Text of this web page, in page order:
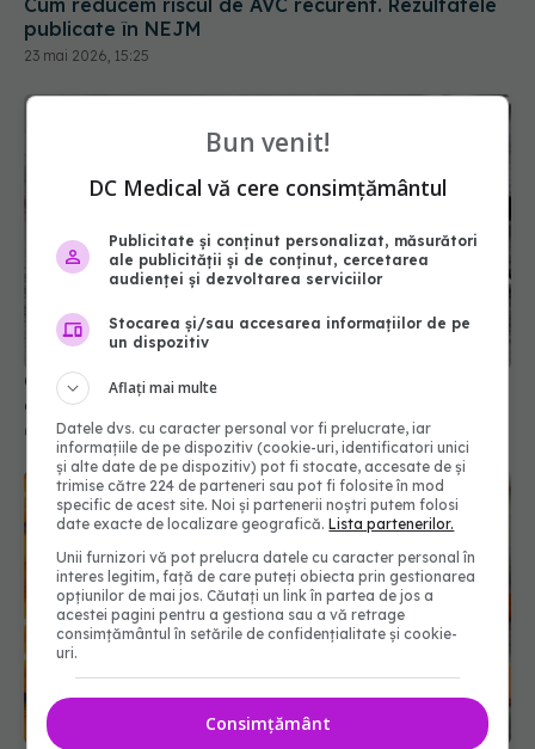
Cât de sigure sunt statinele? Ce trebuie să știi
despre pastilele care scad colesterolul
Cum funcționează Metformin? Descoperirea care
schimbă tratamentul diabetului de tip 2
13 mai 2026, 14:13
Bun venit!
DC Medical vă cere consimțământul
Publicitate și conținut personalizat, măsurători
ale publicității și de conținut, cercetarea
audienței și dezvoltarea serviciilor
Stocarea și/sau accesarea informațiilor de pe
un dispozitiv
Aflați mai multe
Datele dvs. cu caracter personal vor fi prelucrate, iar
informațiile de pe dispozitiv (cookie-uri, identificatori unici
și alte date de pe dispozitiv) pot fi stocate, accesate de și
trimise către 224 de parteneri sau pot fi folosite în mod
specific de acest site. Noi și partenerii noștri putem folosi
date exacte de localizare geografică.Lista partenerilor.
Unii furnizori vă pot prelucra datele cu caracter personal în
interes legitim, față de care puteți obiecta prin gestionarea
opțiunilor de mai jos. Căutați un link în partea de jos a
acestei pagini pentru a gestiona sau a vă retrage
consimțământul în setările de confidențialitate și cookie-
uri.
Consimțământ